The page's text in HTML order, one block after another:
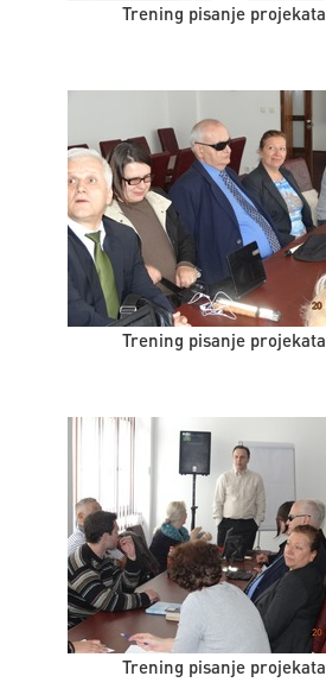
Trening pisanje projekata
Trening pisanje projekata
Trening pisanje projekata